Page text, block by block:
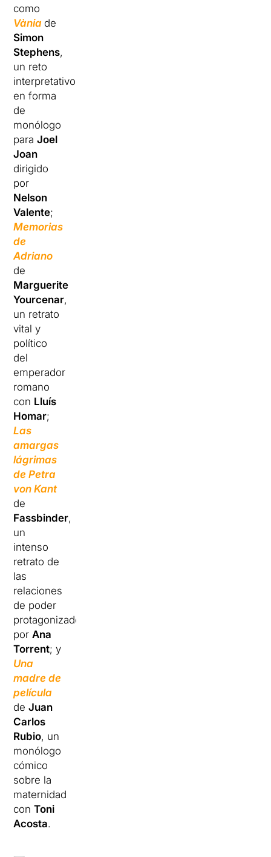
como
Vània de
Simon
Stephens,
un reto
interpretativo
en forma
de
monólogo
paraJoel
Joan
dirigido
por
Nelson
Valente;
Memorias
de
Adriano
de
Marguerite
Yourcenar,
un retrato
vital y
político
del
emperador
romano
con Lluís
Homar;
Las
amargas
lágrimas
de Petra
von Kant
de
Fassbinder,
un
intenso
retrato de
las
relaciones
de poder
protagonizado
porAna
Torrent; y
Una
madre de
película
deJuan
Carlos
Rubio, un
monólogo
cómico
sobre la
maternidad
conToni
Acosta.